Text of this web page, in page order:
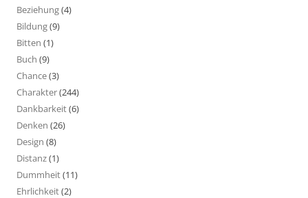
Beziehung(4)
Bildung(9)
Bitten (1)
Buch (9)
Chance(3)
Charakter(244)
Dankbarkeit(6)
Denken (26)
Design (8)
Distanz(1)
Dummheit(11)
Ehrlichkeit(2)